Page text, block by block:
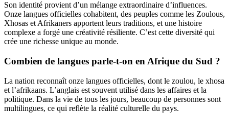
Son identité provient d’un mélange extraordinaire d’influences.
Onze langues officielles cohabitent, des peuples comme les Zoulous,
Xhosas et Afrikaners apportent leurs traditions, et une histoire
complexe a forgé une créativité résiliente. C’est cette diversité qui
crée une richesse unique au monde.
Combien de langues parle-t-on en Afrique du Sud ?
La nation reconnaît onze langues officielles, dont le zoulou, le xhosa
et l’afrikaans. L’anglais est souvent utilisé dans les affaires et la
politique. Dans la vie de tous les jours, beaucoup de personnes sont
multilingues, ce qui reflète la réalité culturelle du pays.